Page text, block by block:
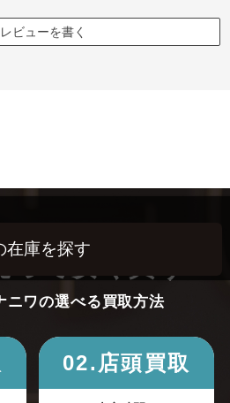
レビューを書く
って安く買う！
ニワの選べる買取方法
02.店頭買取